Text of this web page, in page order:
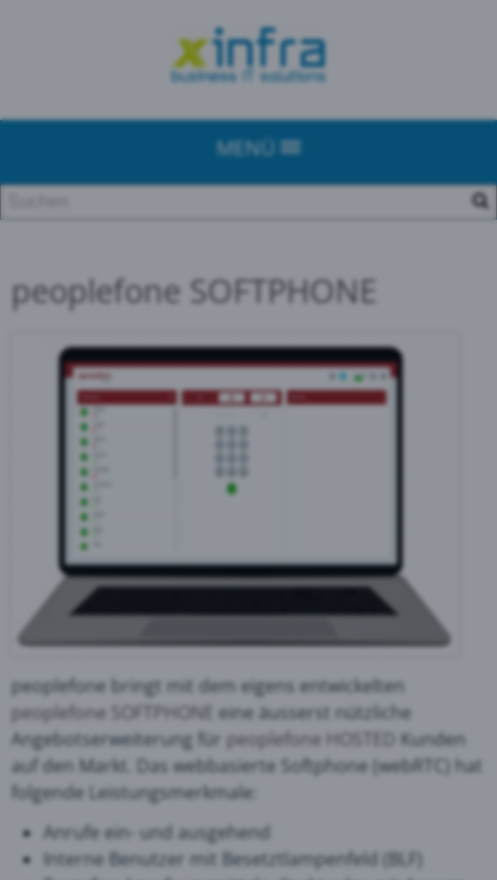
MENÜ
peoplefone SOFTPHONE
peoplefone bringt mit dem eigens entwickelten
peoplefone SOFTPHONE eine äusserst nützliche
Angebotserweiterung für peoplefone HOSTED
Kunden
auf den Markt. Das webbasierte Softphone (webRTC) hat
folgende Leistungsmerkmale:
Anrufe ein- und ausgehend
Interne Benutzer mit Besetztlampenfeld (BLF)